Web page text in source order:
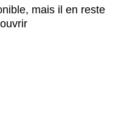
mais il en reste